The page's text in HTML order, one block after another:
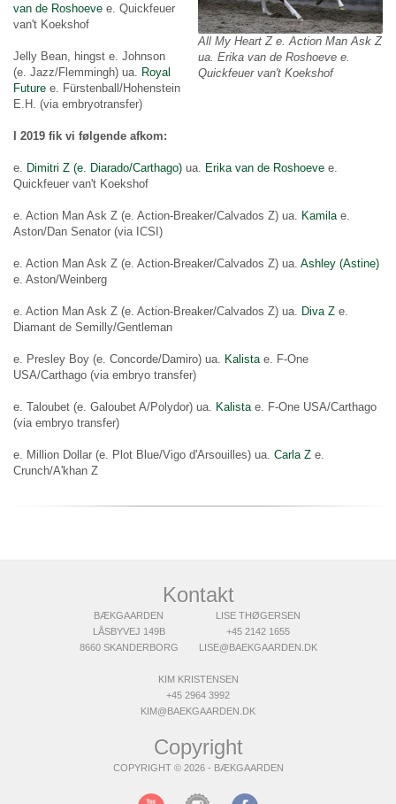
All My Heart Z e. Action Man Ask Z
ua. Erika van de Roshoeve e.
Quickfeuer van't Koekshof
van de Roshoeve e. Quickfeuer
van't Koekshof
Jelly Bean, hingst e. Johnson
(e. Jazz/Flemmingh) ua. Royal
Future e. Fürstenball/Hohenstein
E.H. (via embryotransfer)
I 2019 fik vi følgende afkom:
e. Dimitri Z (e. Diarado/Carthago) ua. Erika van de Roshoeve e.
Quickfeuer van't Koekshof
e. Action Man Ask Z (e. Action-Breaker/Calvados Z) ua. Kamila e.
Aston/Dan Senator (via ICSI)
e. Action Man Ask Z (e. Action-Breaker/Calvados Z) ua. Ashley (Astine)
e. Aston/Weinberg
e. Action Man Ask Z (e. Action-Breaker/Calvados Z) ua. Diva Z e.
Diamant de Semilly/Gentleman
e. Presley Boy (e. Concorde/Damiro) ua. Kalista e. F-One
USA/Carthago (via embryo transfer)
e. Taloubet (e. Galoubet A/Polydor) ua. Kalista e. F-One USA/Carthago
(via embryo transfer)
e. Million Dollar (e. Plot Blue/Vigo d'Arsouilles) ua. Carla Z e.
Crunch/A'khan Z
Kontakt
BÆKGAARDEN
LÅSBYVEJ 149B
8660 SKANDERBORG
LISE THØGERSEN
+45 2142 1655
LISE@BAEKGAARDEN.DK
KIM KRISTENSEN
+45 2964 3992
KIM@BAEKGAARDEN.DK
Copyright
COPYRIGHT © 2026 - BÆKGAARDEN